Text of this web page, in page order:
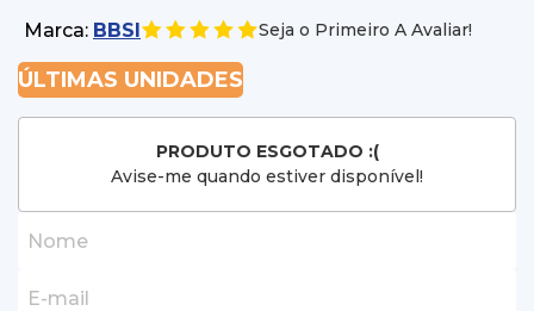
Marca: BBSI Seja o Primeiro A Avaliar!
ÚLTIMAS UNIDADES
PRODUTO ESGOTADO :(
Avise-me quando estiver disponível!